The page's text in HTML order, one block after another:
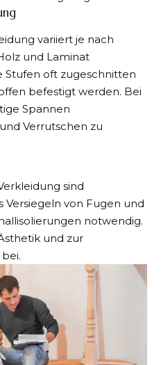
variiert je nach
und Laminat
Stufen oft zugeschnitten
befestigt werden. Bei
Spannen
Verrutschen zu
sind
Versiegeln von Fugen und
notwendig.
und zur